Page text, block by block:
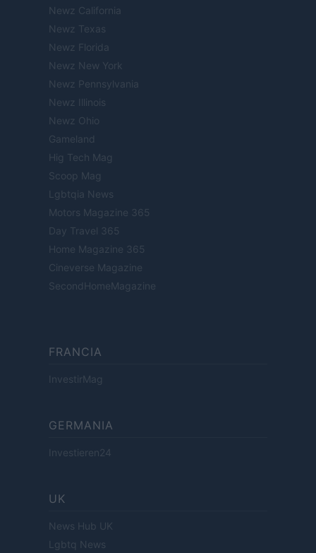
Newz California
Newz Texas
Newz Florida
Newz New York
Newz Pennsylvania
Newz Illinois
Newz Ohio
Gameland
Hig Tech Mag
Scoop Mag
Lgbtqia News
Motors Magazine 365
Day Travel 365
Home Magazine 365
Cineverse Magazine
SecondHomeMagazine
FRANCIA
InvestirMag
GERMANIA
Investieren24
UK
News Hub UK
Lgbtq News